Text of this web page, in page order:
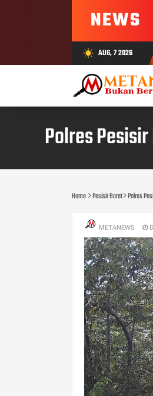
NEWS
wb_sunny AUG, 7 2026
Polres
Home Pesisir Barat Polres
METANEWS